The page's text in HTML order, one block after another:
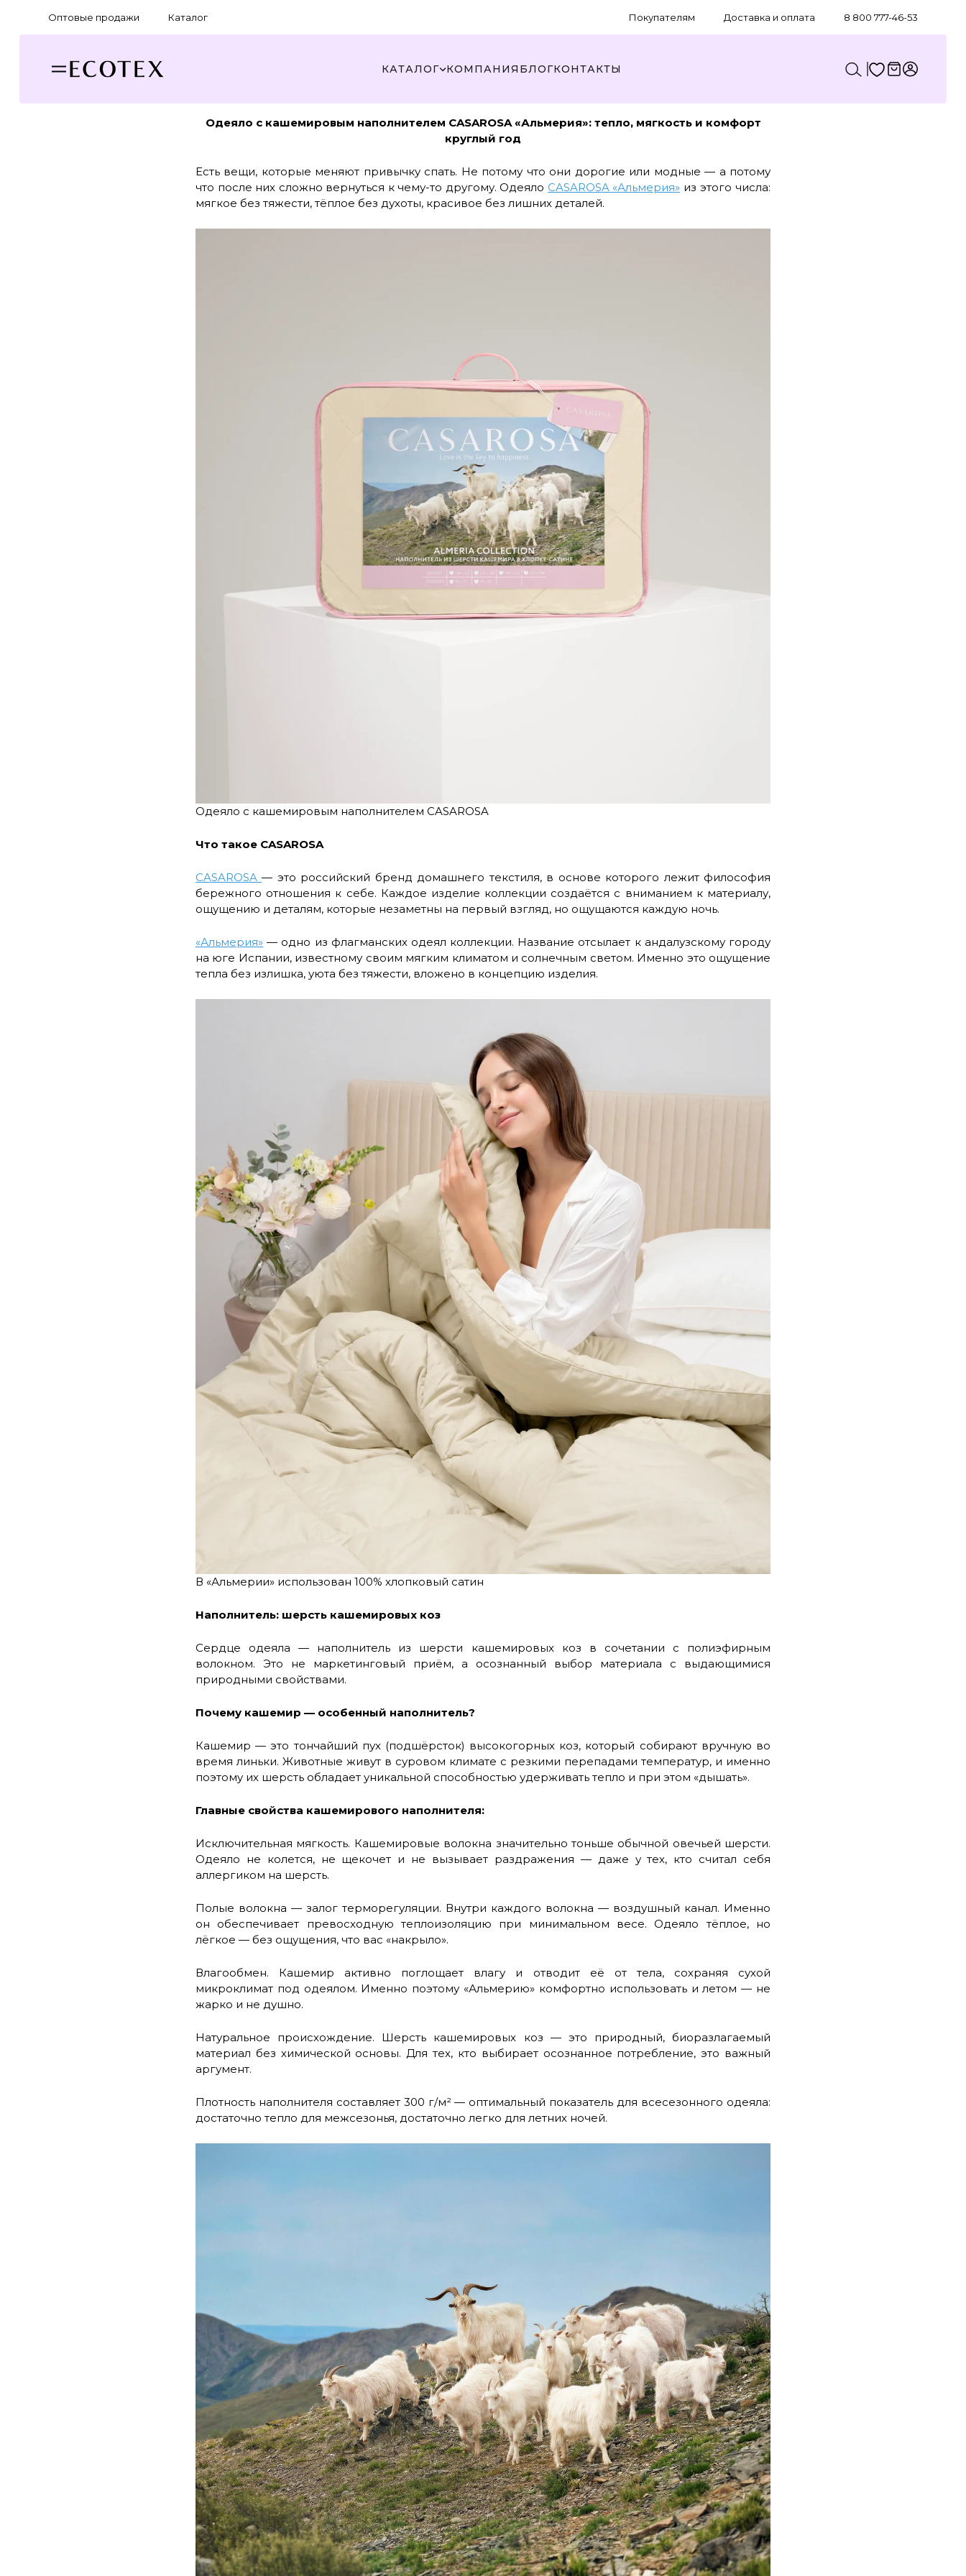
Оптовые продажи Каталог Покупателям Доставка и оплата 8 800 777-46-53
КАТАЛОГ КОМПАНИЯ БЛОГКОНТАКТЫ
Одеяло с кашемировым наполнителем CASAROSA «Альмерия»: тепло, мягкость и комфорт
круглый год
Есть вещи, которые меняют привычку спать. Не потому что они дорогие или модные — а потому
что после них сложно вернуться к чему-то другому. Одеяло CASAROSA «Альмерия» из этого числа:
мягкое без тяжести, тёплое без духоты, красивое без лишних деталей.
Одеяло с кашемировым наполнителем CASAROSA
Что такое CASAROSA
CASAROSA — это российский бренд домашнего текстиля, в основе которого лежит философия
бережного отношения к себе. Каждое изделие коллекции создаётся с вниманием к материалу,
ощущению и деталям, которые незаметны на первый взгляд, но ощущаются каждую ночь.
«Альмерия» — одно из флагманских одеял коллекции. Название отсылает к андалузскому городу
на юге Испании, известному своим мягким климатом и солнечным светом. Именно это ощущение
тепла без излишка, уюта без тяжести, вложено в концепцию изделия.
В «Альмерии» использован 100% хлопковый сатин
Наполнитель: шерсть кашемировых коз
Сердце одеяла — наполнитель из шерсти кашемировых коз в сочетании с полиэфирным
волокном. Это не маркетинговый приём, а осознанный выбор материала с выдающимися
природными свойствами.
Почему кашемир — особенный наполнитель?
Кашемир — это тончайший пух (подшёрсток) высокогорных коз, который собирают вручную во
время линьки. Животные живут в суровом климате с резкими перепадами температур, и именно
поэтому их шерсть обладает уникальной способностью удерживать тепло и при этом «дышать».
Главные свойства кашемирового наполнителя:
Исключительная мягкость. Кашемировые волокна значительно тоньше обычной овечьей шерсти.
Одеяло не колется, не щекочет и не вызывает раздражения — даже у тех, кто считал себя
аллергиком на шерсть.
Полые волокна — залог терморегуляции. Внутри каждого волокна — воздушный канал. Именно
он обеспечивает превосходную теплоизоляцию при минимальном весе. Одеяло тёплое, но
лёгкое — без ощущения, что вас «накрыло».
Влагообмен. Кашемир активно поглощает влагу и отводит её от тела, сохраняя сухой
микроклимат под одеялом. Именно поэтому «Альмерию» комфортно использовать и летом — не
жарко и не душно.
Натуральное происхождение. Шерсть кашемировых коз — это природный, биоразлагаемый
материал без химической основы. Для тех, кто выбирает осознанное потребление, это важный
аргумент.
Плотность наполнителя составляет 300 г/м² — оптимальный показатель для всесезонного одеяла:
достаточно тепло для межсезонья, достаточно легко для летних ночей.